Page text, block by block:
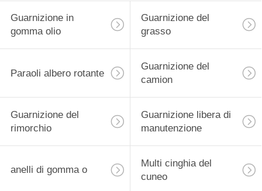
Guarnizione in
gomma olio
Guarnizione del
grasso
Paraoli albero rotante
Guarnizione del
camion
Guarnizione del
rimorchio
Guarnizione libera di
manutenzione
anelli di gomma o
Multi cinghia del
cuneo